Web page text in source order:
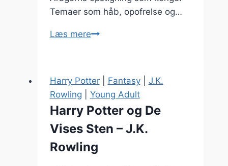
Temaer som håb, opofrelse og…
Læs mereRingenes
Tilbagekomst
–
J.R.R.
Tolkien
Harry Potter| Fantasy| J.K.
Rowling
Young Adult
Harry Potter og De
Vises Sten – J.K.
Rowling